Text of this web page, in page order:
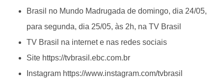
Brasil no Mundo Madrugada de domingo, dia 24/05,
para segunda, dia 25/05, às 2h, na TV Brasil
TV Brasil na internet e nas redes sociais
Site https://tvbrasil.ebc.com.br
Instagram https://www.instagram.com/tvbrasil